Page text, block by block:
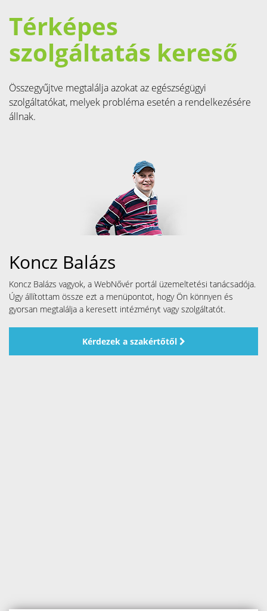
Térképes
szolgáltatás kereső
Összegyűjtve megtalálja azokat az egészségügyi
szolgáltatókat, melyek probléma esetén a rendelkezésére
állnak.
Koncz Balázs
Koncz Balázs vagyok, a WebNővér portál üzemeltetési tanácsadója.
Úgy állítottam össze ezt a menüpontot, hogy Ön könnyen és
gyorsan megtalálja a keresett intézményt vagy szolgáltatót.
Kérdezek a szakértőtől